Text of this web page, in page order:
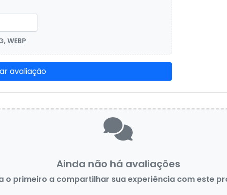
WEBP
avaliação
Ainda não há avaliações
o primeiro a compartilhar sua experiência com este